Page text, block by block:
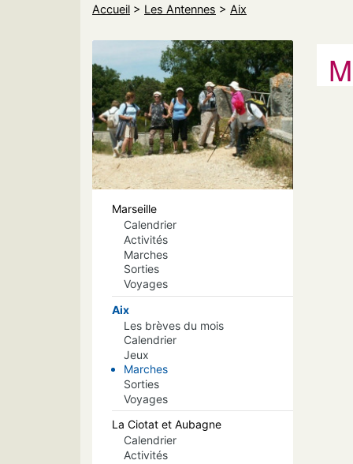
Accueil > Les Antennes > Aix
Marseille
Calendrier
Activités
Marches
Sorties
Voyages
Aix
Les brèves du mois
Calendrier
Jeux
Marches
Sorties
Voyages
La Ciotat et Aubagne
Calendrier
Activités